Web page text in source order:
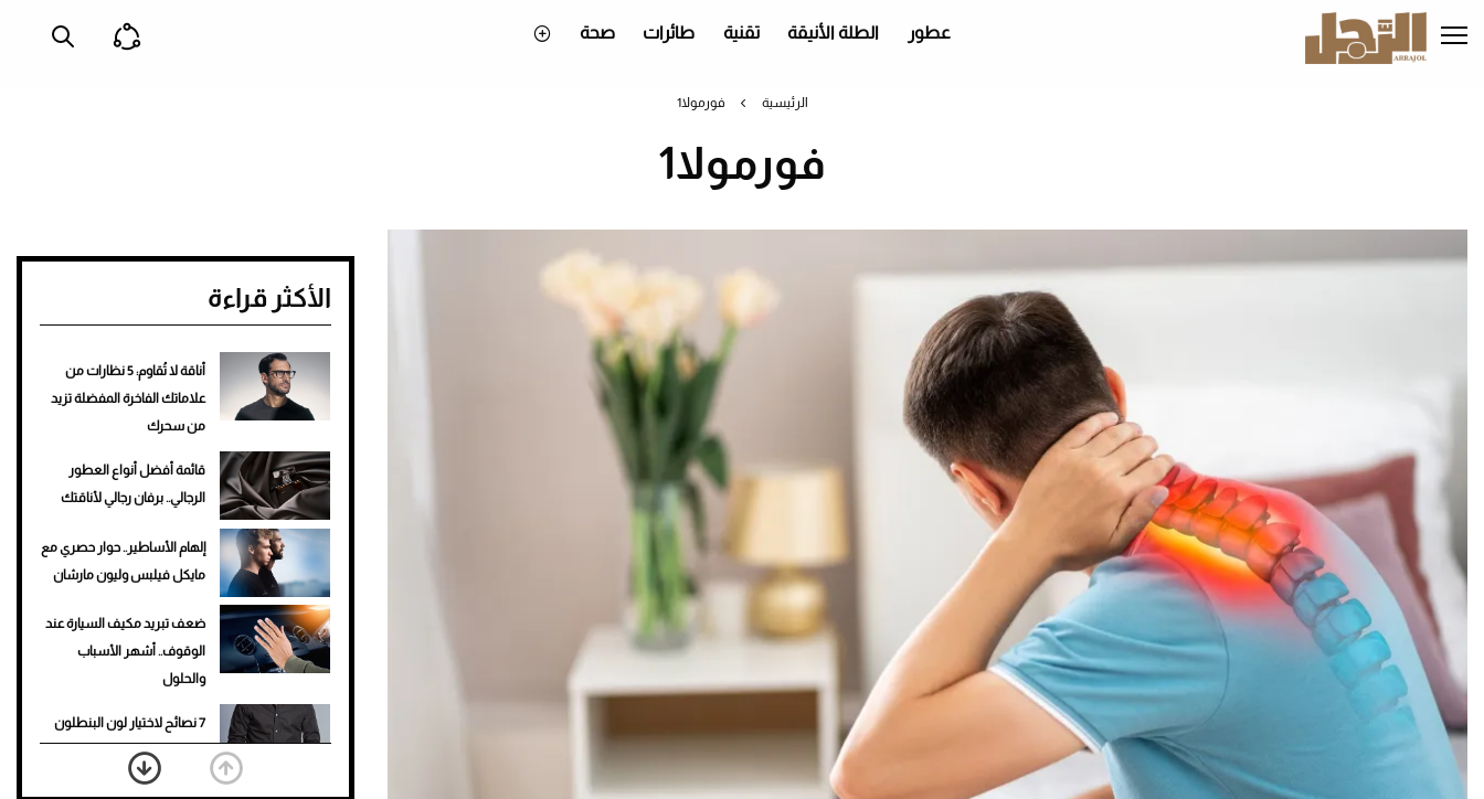
إلى
المحتوى
عطور الطلة الأنيقة تقنية طائرات صحة
الرئيسية فورمولا1
فورمولا1
الأكثر قراءة
أناقة لا تُقاوم: 5 نظارات من
علاماتك الفاخرة المفضلة تزيد
من سحرك
قائمة أفضل أنواع العطور
الرجالي.. برفان رجالي لأناقتك
إلهام الأساطير.. حوار حصري مع
مايكل فيلبس وليون مارشان
ضعف تبريد مكيف السيارة عند
الوقوف.. أشهر الأسباب
والحلول
7 نصائح لاختيار لون البنطلون
المناسب للقميص الأسود